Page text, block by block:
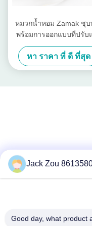
หมวกน้ำหอม Zamak ชุบ
พร้อมการออกแบบที่ปรับแ
ได้และการขัดเงากระจ
หา ราคา ที่ ดี ที่สุด
Jack Zou
Good day, what product